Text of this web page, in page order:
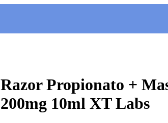
Razor Propionato +
200mg 10ml XT Labs